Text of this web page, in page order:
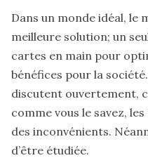
Dans un monde idéal,
meilleure solution; un
cartes en main pour
bénéfices pour la
discutent ouvertement,
comme vous le savez,
des inconvénients.
d’être étudiée.